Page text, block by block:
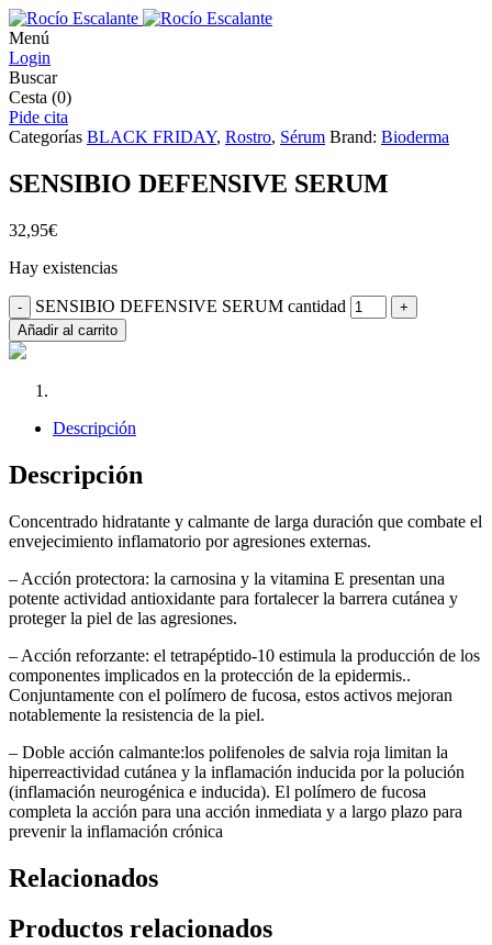
Menú
Login
Buscar
Cesta (0)
Pide cita
Categorías BLACK FRIDAY, Rostro, Sérum Brand: Bioderma
SENSIBIO DEFENSIVE SERUM
32,95€
Hay existencias
- SENSIBIO DEFENSIVE SERUM cantidad
+
Añadir al carrito
Descripción
Descripción
Concentrado hidratante y calmante de larga duración que combate el
envejecimiento inflamatorio por agresiones externas.
– Acción protectora: la carnosina y la vitamina E presentan una
potente actividad antioxidante para fortalecer la barrera cutánea y
proteger la piel de las agresiones.
– Acción reforzante: el tetrapéptido-10 estimula la producción de los
componentes implicados en la protección de la epidermis..
Conjuntamente con el polímero de fucosa, estos activos mejoran
notablemente la resistencia de la piel.
– Doble acción calmante:los polifenoles de salvia roja limitan la
hiperreactividad cutánea y la inflamación inducida por la polución
(inflamación neurogénica e inducida). El polímero de fucosa
completa la acción para una acción inmediata y a largo plazo para
prevenir la inflamación crónica
Relacionados
Productos relacionados